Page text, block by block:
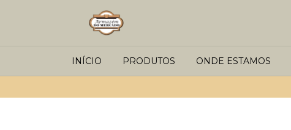
INÍCIO PRODUTOS ONDE ESTAMOS